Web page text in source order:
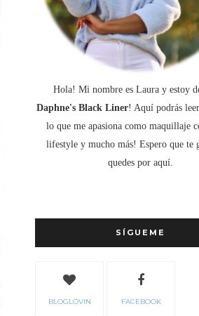
Hola! Mi nombre es Laura y estoy
Daphne's Black Liner! Aquí podrás
lo que me apasiona como maquillaje
lifestyle y mucho más! Espero que te
quedes por aquí.
SÍGUEME
BLOGLOVIN FACEBOOK